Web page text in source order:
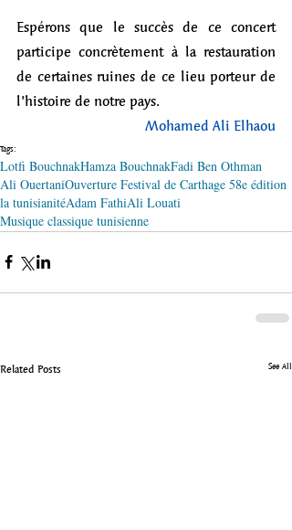
Espérons que le succès de ce concert
participe concrètement à la restauration
de certaines ruines de ce lieu porteur de
l’histoire de notre pays.
Mohamed Ali Elhaou
Tags:
Lotfi BouchnakHamza BouchnakFadi Ben Othman
Ali OuertaniOuverture Festival de Carthage 58e édition
la tunisianitéAdam FathiAli Louati
Musique classique tunisienne
Related Posts See All